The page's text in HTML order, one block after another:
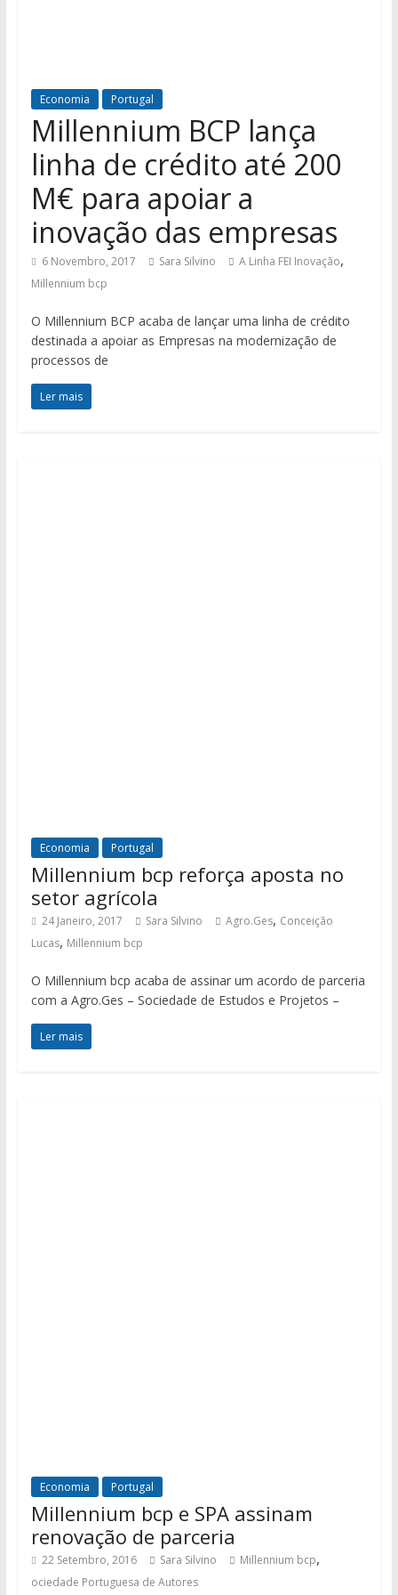
Economia Portugal
Millennium BCP lança
linha de crédito até 200
M€ para apoiar a
inovação das empresas
6 Novembro, 2017 Sara Silvino A Linha FEI Inovação,
Millennium bcp
O Millennium BCP acaba de lançar uma linha de crédito
destinada a apoiar as Empresas na modernização de
processos de
Ler mais
Economia Portugal
Millennium bcp reforça aposta no
setor agrícola
24 Janeiro, 2017 Sara Silvino Agro.Ges, Conceição
Lucas, Millennium bcp
O Millennium bcp acaba de assinar um acordo de parceria
com a Agro.Ges – Sociedade de Estudos e Projetos –
Ler mais
Economia Portugal
Millennium bcp e SPA assinam
renovação de parceria
22 Setembro, 2016 Sara Silvino Millennium bcp,
ociedade Portuguesa de Autores